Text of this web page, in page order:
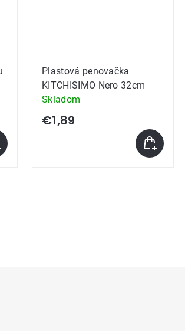
Plastová penovačka
KITCHISIMO Nero 32cm
Skladom
€1,89